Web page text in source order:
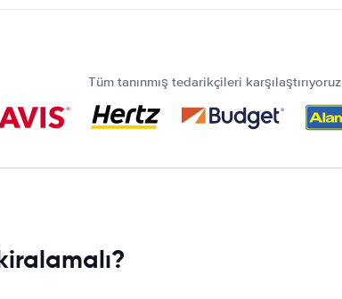
Tüm tanınmış tedarikçileri karşılaştırıyoruz